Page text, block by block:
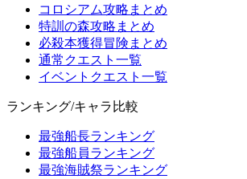
コロシアム攻略まとめ
特訓の森攻略まとめ
必殺本獲得冒険まとめ
通常クエスト一覧
イベントクエスト一覧
ランキング/キャラ比較
最強船長ランキング
最強船員ランキング
最強海賊祭ランキング